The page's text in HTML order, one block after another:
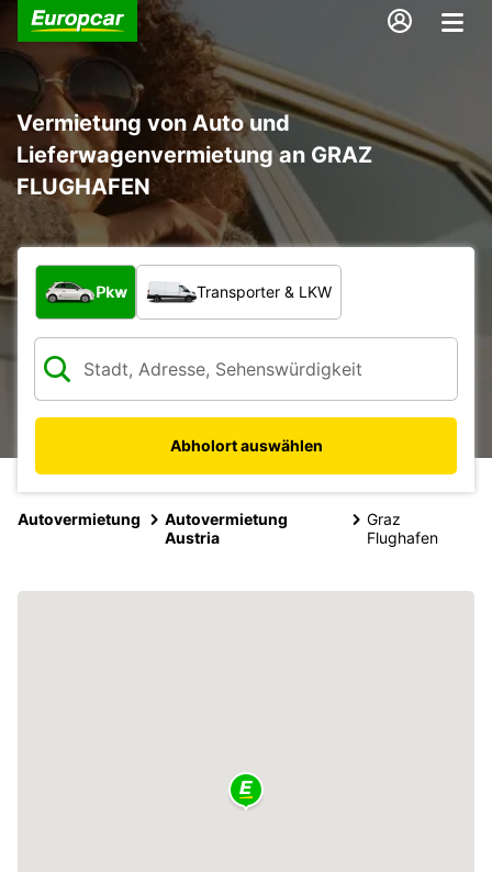
Vermietung von Auto und
Lieferwagenvermietung an GRAZ
FLUGHAFEN
Welche Art von Fahrzeug?
Pkw Transporter & LKW
Abholort auswählen
Autovermietung
Autovermietung
Austria
Graz
Flughafen